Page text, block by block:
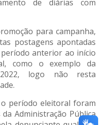
de diárias com
para campanha,
postagens apontadas
anterior ao início
como o exemplo da
logo não resta
período eleitoral foram
Administração Pública